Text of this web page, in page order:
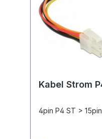
Kabel Strom
4pin P4 ST >